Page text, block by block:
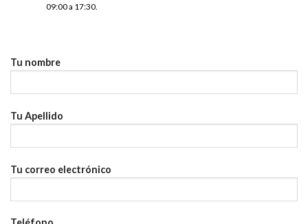
09:00 a 17:30.
Tu nombre
Tu Apellido
Tu correo electrónico